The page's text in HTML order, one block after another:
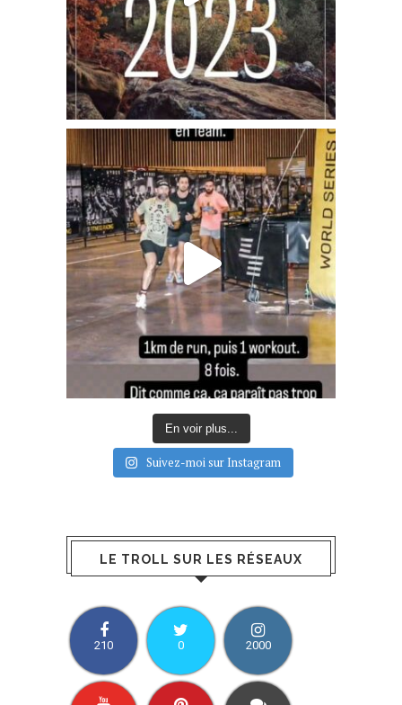
En voir plus...
Suivez-moi sur Instagram
LE TROLL SUR LES RÉSEAUX
210 0 2000